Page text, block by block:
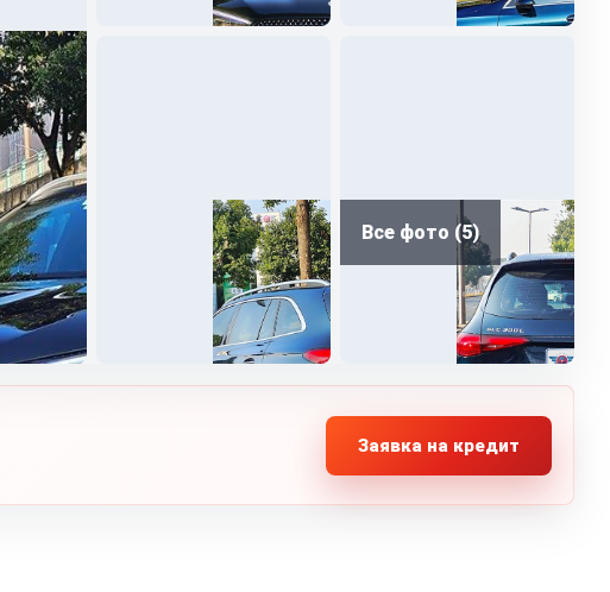
Все фото (5)
Заявка на кредит